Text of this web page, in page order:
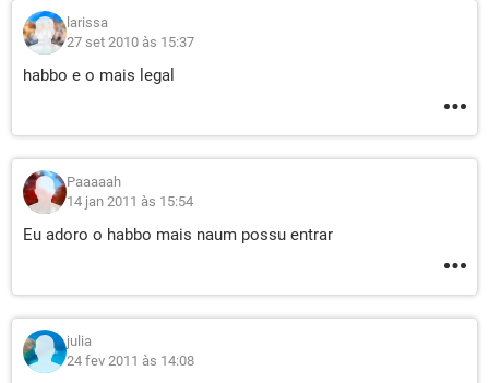
larissa
27 set 2010 às 15:37
habbo e o mais legal
Paaaaah
14 jan 2011 às 15:54
Eu adoro o habbo mais naum possu entrar
julia
24 fev 2011 às 14:08